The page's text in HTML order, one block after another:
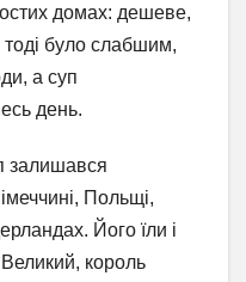
домах: дешеве,
було слабшим,
а суп
день.
залишався
Польщі,
Його їли і
король